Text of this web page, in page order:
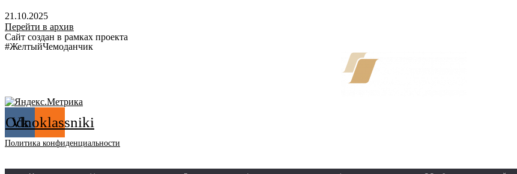
21.10.2025
Перейти в архив
Сайт создан в рамках проекта
#ЖелтыйЧемоданчик
Vk
Odnoklassniki
Политика конфиденциальности